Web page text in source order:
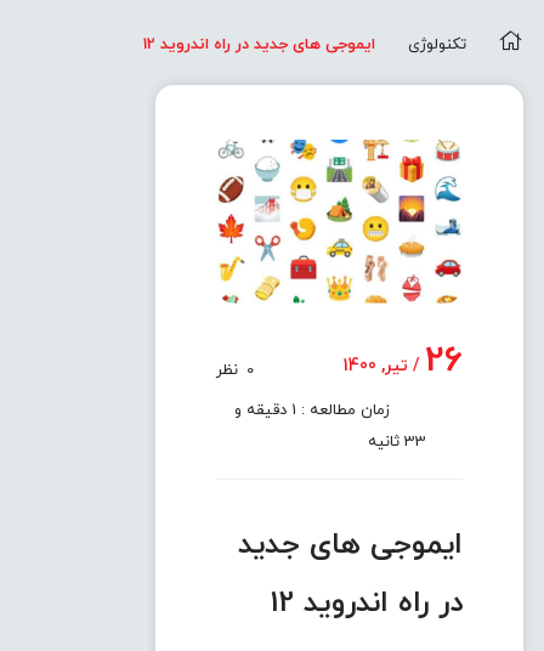
تکنولوژی ایموجی های جدید در راه اندروید 12
26 / تیر, 1400 0 نظر
زمان مطالعه : 1 دقیقه و
33 ثانیه
ایموجی های جدید
در راه اندروید 12